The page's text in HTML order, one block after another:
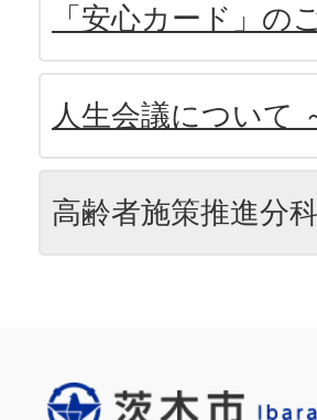
「安心カード」の
人生会議について
高齢者施策推進分